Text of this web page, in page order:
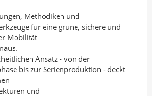
Methodiken und
für eine grüne, sichere und
Mobilität
Ansatz - von der
bis zur Serienproduktion - deckt
und